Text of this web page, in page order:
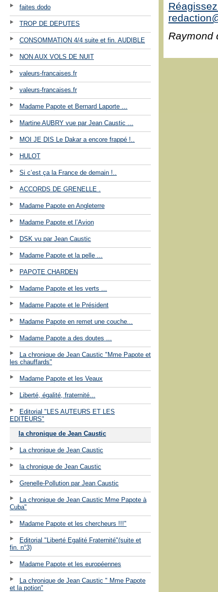
faites dodo
TROP DE DEPUTES
CONSOMMATION 4/4 suite et fin. AUDIBLE
NON AUX VOLS DE NUIT
valeurs-francaises.fr
valeurs-francaises.fr
Madame Papote et Bernard Laporte ...
Martine AUBRY vue par Jean Caustic ...
MOI JE DIS Le Dakar a encore frappé !..
HULOT
Si c’est ça la France de demain !..
ACCORDS DE GRENELLE .
Madame Papote en Angleterre
Madame Papote et l’Avion
DSK vu par Jean Caustic
Madame Papote et la pelle ...
PAPOTE CHARDEN
Madame Papote et les verts ...
Madame Papote et le Président
Madame Papote en remet une couche...
Madame Papote a des doutes ...
La chronique de Jean Caustic "Mme Papote et
les chauffards"
Madame Papote et les Veaux
Liberté, égalité, fraternité...
Editorial "LES AUTEURS ET LES
EDITEURS"
la chronique de Jean Caustic
La chronique de Jean Caustic
la chronique de Jean Caustic
Grenelle-Pollution par Jean Caustic
La chronique de Jean Caustic Mme Papote à
Cuba"
Madame Papote et les chercheurs !!!"
Editorial "Liberté Egalité Fraternité"(suite et
fin. n°3)
Madame Papote et les européennes
La chronique de Jean Caustic " Mme Papote
et la potion"
Raymond